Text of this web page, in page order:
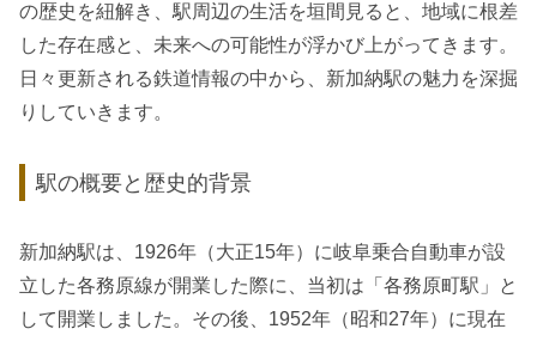
の歴史を紐解き、駅周辺の生活を垣間見ると、地域に根差
した存在感と、未来への可能性が浮かび上がってきます。
日々更新される鉄道情報の中から、新加納駅の魅力を深掘
りしていきます。
駅の概要と歴史的背景
新加納駅は、1926年（大正15年）に岐阜乗合自動車が設
立した各務原線が開業した際に、当初は「各務原町駅」と
して開業しました。その後、1952年（昭和27年）に現在